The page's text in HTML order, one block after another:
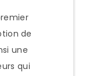
de
une
qui